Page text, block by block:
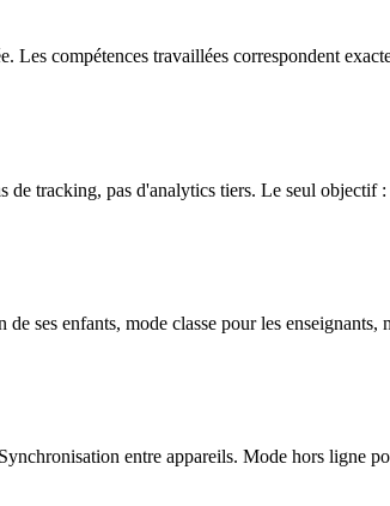
compétences travaillées correspondent
de tracking, pas d'analytics tiers. Le seul objectif
ses enfants, mode classe pour les
entre appareils. Mode hors ligne